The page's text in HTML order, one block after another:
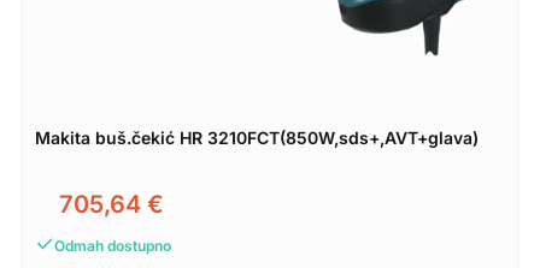
Makita buš.čekić HR 3210FCT(850W,sds+,AVT+glava)
705,64 €
Odmah dostupno